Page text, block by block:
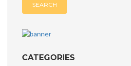
CATEGORIES